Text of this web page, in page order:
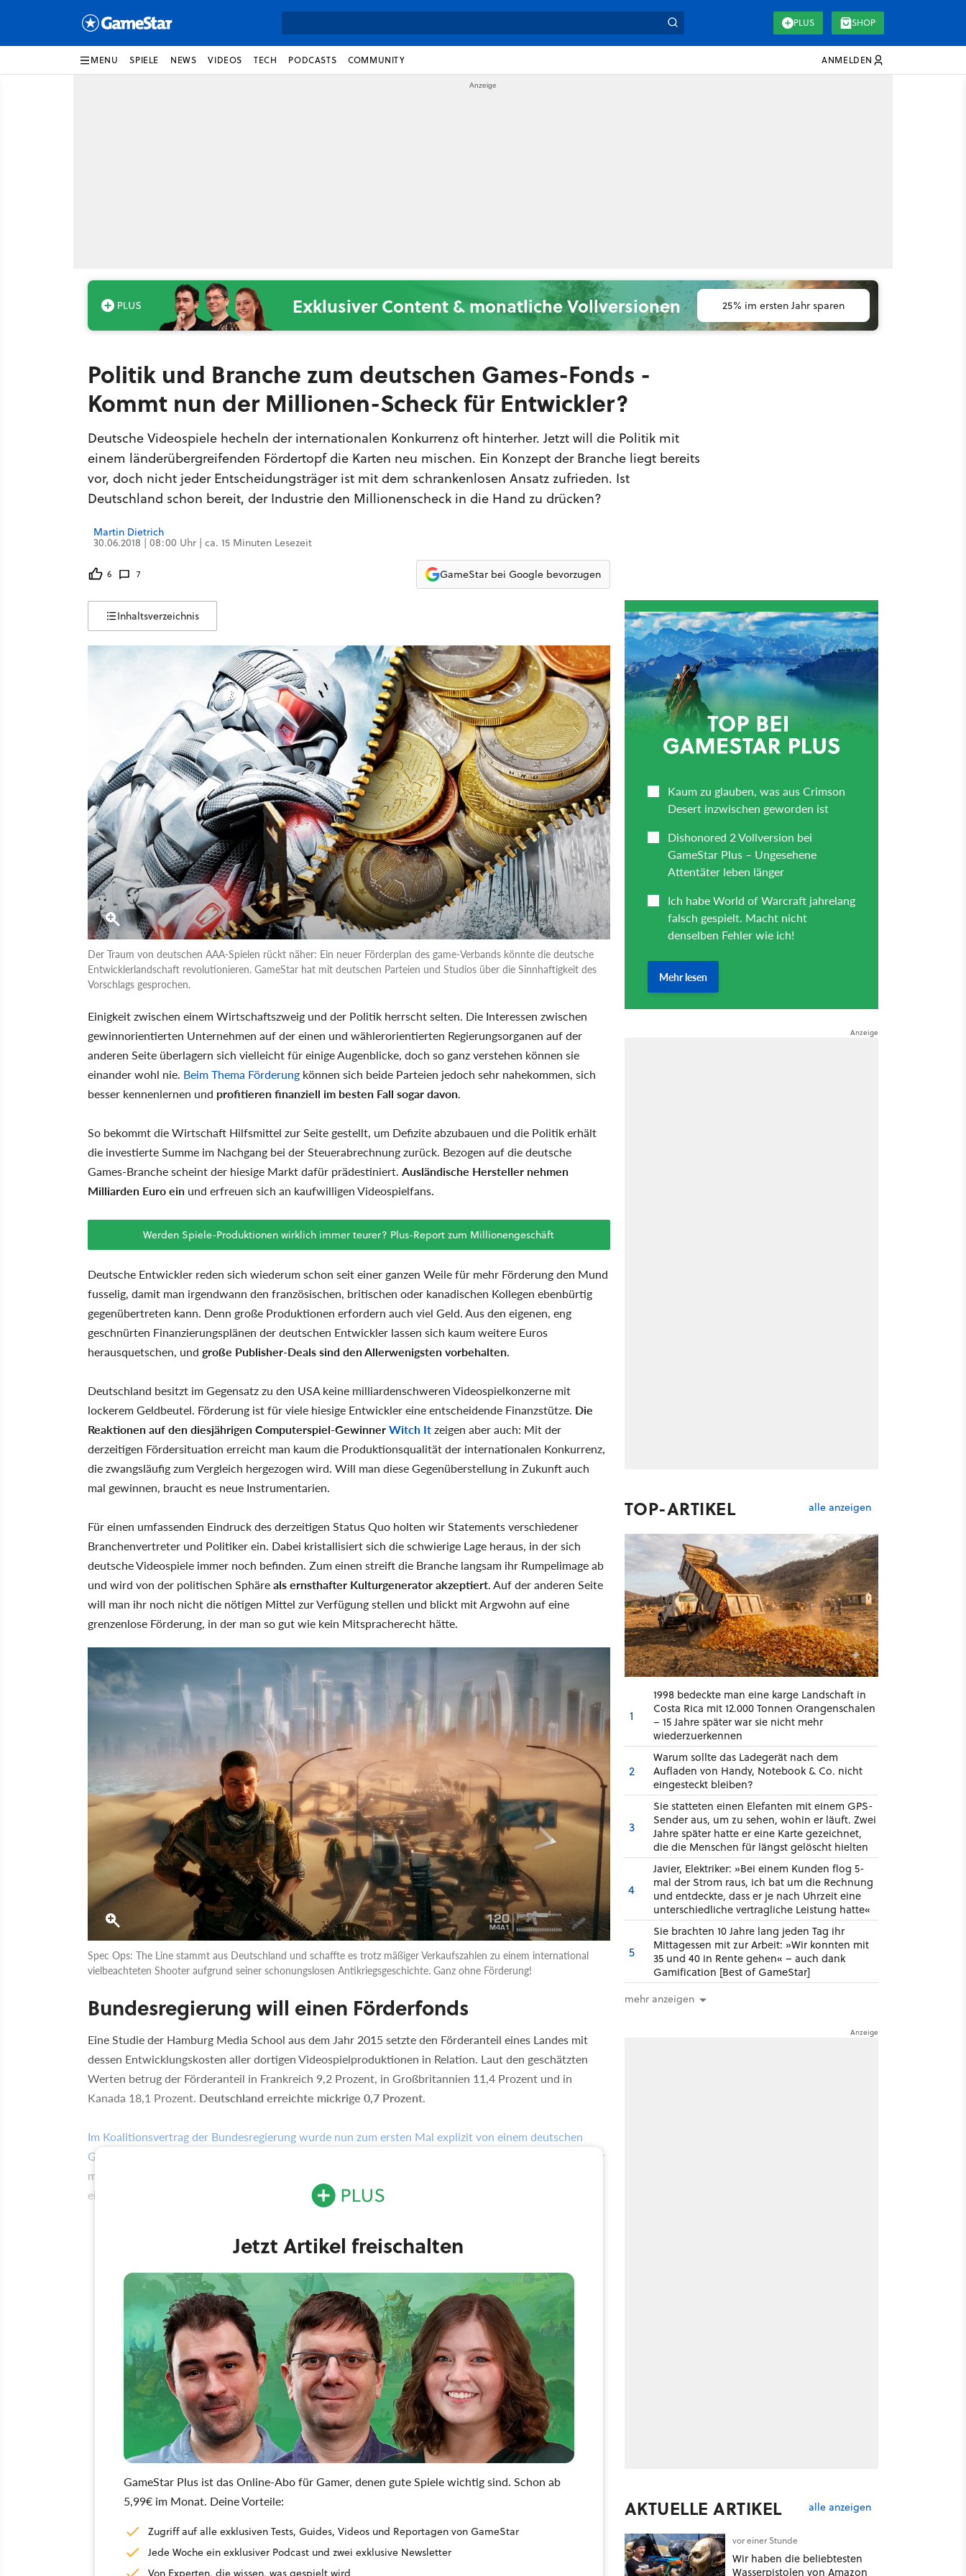
PLUS SHOP
MENU SPIELE NEWS VIDEOS TECH PODCASTS COMMUNITY ANMELDEN
Exklusiver Content & monatliche Vollversionen 25% im ersten Jahr sparen
Politik und Branche zum deutschen Games-Fonds -
Kommt nun der Millionen-Scheck für Entwickler?
Deutsche Videospiele hecheln der internationalen Konkurrenz oft hinterher. Jetzt will die Politik mit
einem länderübergreifenden Fördertopf die Karten neu mischen. Ein Konzept der Branche liegt bereits
vor, doch nicht jeder Entscheidungsträger ist mit dem schrankenlosen Ansatz zufrieden. Ist
Deutschland schon bereit, der Industrie den Millionenscheck in die Hand zu drücken?
Martin Dietrich
30.06.2018 | 08:00 Uhr | ca. 15 Minuten Lesezeit
6 7 GameStar bei Google bevorzugen
Inhaltsverzeichnis
Der Traum von deutschen AAA-Spielen rückt näher: Ein neuer Förderplan des game-Verbands könnte die deutsche
Entwicklerlandschaft revolutionieren. GameStar hat mit deutschen Parteien und Studios über die Sinnhaftigkeit des
Vorschlags gesprochen.
Einigkeit zwischen einem Wirtschaftszweig und der Politik herrscht selten. Die Interessen zwischen
gewinnorientierten Unternehmen auf der einen und wählerorientierten Regierungsorganen auf der
anderen Seite überlagern sich vielleicht für einige Augenblicke, doch so ganz verstehen können sie
einander wohl nie. Beim Thema Förderung können sich beide Parteien jedoch sehr nahekommen, sich
besser kennenlernen und profitieren finanziell im besten Fall sogar davon.
So bekommt die Wirtschaft Hilfsmittel zur Seite gestellt, um Defizite abzubauen und die Politik erhält
die investierte Summe im Nachgang bei der Steuerabrechnung zurück. Bezogen auf die deutsche
Games-Branche scheint der hiesige Markt dafür prädestiniert. Ausländische Hersteller nehmen
Milliarden Euro ein und erfreuen sich an kaufwilligen Videospielfans.
Werden Spiele-Produktionen wirklich immer teurer? Plus-Report zum Millionengeschäft
Deutsche Entwickler reden sich wiederum schon seit einer ganzen Weile für mehr Förderung den Mund
fusselig, damit man irgendwann den französischen, britischen oder kanadischen Kollegen ebenbürtig
gegenübertreten kann. Denn große Produktionen erfordern auch viel Geld. Aus den eigenen, eng
geschnürten Finanzierungsplänen der deutschen Entwickler lassen sich kaum weitere Euros
herausquetschen, und große Publisher-Deals sind den Allerwenigsten vorbehalten.
Deutschland besitzt im Gegensatz zu den USA keine milliardenschweren Videospielkonzerne mit
lockerem Geldbeutel. Förderung ist für viele hiesige Entwickler eine entscheidende Finanzstütze. Die
Reaktionen auf den diesjährigen Computerspiel-GewinnerWitch Itzeigen aber auch: Mit der
derzeitigen Fördersituation erreicht man kaum die Produktionsqualität der internationalen Konkurrenz,
die zwangsläufig zum Vergleich hergezogen wird. Will man diese Gegenüberstellung in Zukunft auch
mal gewinnen, braucht es neue Instrumentarien.
Für einen umfassenden Eindruck des derzeitigen Status Quo holten wir Statements verschiedener
Branchenvertreter und Politiker ein. Dabei kristallisiert sich die schwierige Lage heraus, in der sich
deutsche Videospiele immer noch befinden. Zum einen streift die Branche langsam ihr Rumpelimage ab
und wird von der politischen Sphäreals ernsthafter Kulturgenerator akzeptiert. Auf der anderen Seite
will man ihr noch nicht die nötigen Mittel zur Verfügung stellen und blickt mit Argwohn auf eine
grenzenlose Förderung, in der man so gut wie kein Mitspracherecht hätte.
Spec Ops: The Line stammt aus Deutschland und schaffte es trotz mäßiger Verkaufszahlen zu einem international
vielbeachteten Shooter aufgrund seiner schonungslosen Antikriegsgeschichte. Ganz ohne Förderung!
Bundesregierung will einen Förderfonds
Eine Studie der Hamburg Media School aus dem Jahr 2015 setzte den Förderanteil eines Landes mit
dessen Entwicklungskosten aller dortigen Videospielproduktionen in Relation. Laut den geschätzten
Werten betrug der Förderanteil in Frankreich 9,2 Prozent, in Großbritannien 11,4 Prozent und in
Kanada 18,1 Prozent. Deutschland erreichte mickrige 0,7 Prozent.
Im Koalitionsvertrag der Bundesregierung wurde nun zum ersten Mal explizit von einem deutschen
Games-Fonds gesprochen
. Der Verband der deutschen Games-Branche, game, liebäugelte schon länger
mit einem bundesweiten Fördersystem und nahm im April 2018 die Games Week Berlin zum Anlass,
einen ersten Entwurf zur Diskussion zu stellen.
Jetzt Artikel freischalten
GameStar Plus ist das Online-Abo für Gamer, denen gute Spiele wichtig sind. Schon ab
5,99€ im Monat. Deine Vorteile:
Zugriff auf alle exklusiven Tests, Guides, Videos und Reportagen von GameStar
Jede Woche ein exklusiver Podcast und zwei exklusive Newsletter
Von Experten, die wissen, was gespielt wird
TOP-ARTIKEL alle anzeigen
1
1998 bedeckte man eine karge Landschaft in
Costa Rica mit 12.000 Tonnen Orangenschalen
– 15 Jahre später war sie nicht mehr
wiederzuerkennen
2
Warum sollte das Ladegerät nach dem
Aufladen von Handy, Notebook & Co. nicht
eingesteckt bleiben?
3
Sie statteten einen Elefanten mit einem GPS-
Sender aus, um zu sehen, wohin er läuft. Zwei
Jahre später hatte er eine Karte gezeichnet,
die die Menschen für längst gelöscht hielten
4
Javier, Elektriker: »Bei einem Kunden flog 5-
mal der Strom raus, ich bat um die Rechnung
und entdeckte, dass er je nach Uhrzeit eine
unterschiedliche vertragliche Leistung hatte«
5
Sie brachten 10 Jahre lang jeden Tag ihr
Mittagessen mit zur Arbeit: »Wir konnten mit
35 und 40 in Rente gehen« – auch dank
Gamification [Best of GameStar]
mehr anzeigen
AKTUELLE ARTIKEL alle anzeigen
vor einer Stunde
Wir haben die beliebtesten
Wasserpistolen von Amazon